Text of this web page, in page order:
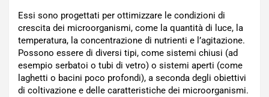
Essi sono progettati per ottimizzare le condizioni di
crescita dei microorganismi, come la quantità di luce, la
temperatura, la concentrazione di nutrienti e l’agitazione.
Possono essere di diversi tipi, come sistemi chiusi (ad
esempio serbatoi o tubi di vetro) o sistemi aperti (come
laghetti o bacini poco profondi), a seconda degli obiettivi
di coltivazione e delle caratteristiche dei microorganismi.